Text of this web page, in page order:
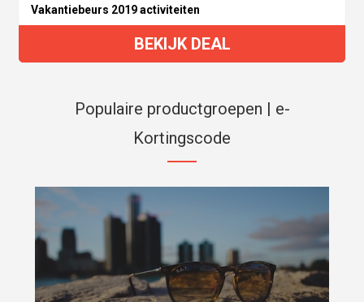
Vakantiebeurs 2019 activiteiten
BEKIJK DEAL
Populaire productgroepen | e-
Kortingscode